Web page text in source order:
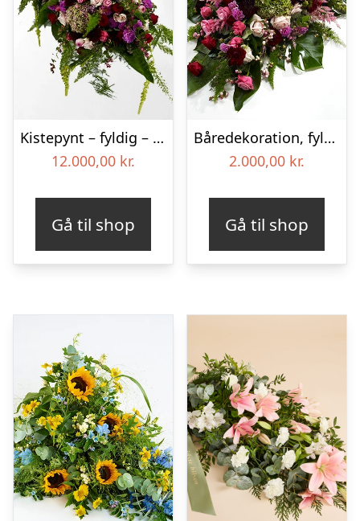
Kistepynt – fyldig – Blomster til begravelse
12.000,00 kr.
Gå til shop
Båredekoration, fyldig – Blomster til begravelse
2.000,00 kr.
Gå til shop